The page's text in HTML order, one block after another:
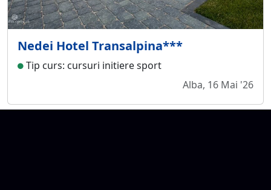
Nedei Hotel Transalpina***
Tip curs: cursuri initiere sport
Alba, 16 Mai '26